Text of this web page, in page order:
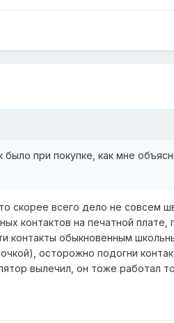
при покупке, как мне
скорее всего дело не совсем
контактов на печатной плате,
контакты обыкновенным
осторожно подогни
вылечил, он тоже работал